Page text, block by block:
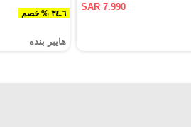
SAR 7.990
٣٤.٦ % خصم
هايبر بنده